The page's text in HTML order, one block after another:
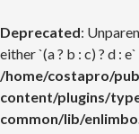
Deprecated:
either `(a ? b : c) ? d :
/home/costapro/
content/plugins/
common/lib/